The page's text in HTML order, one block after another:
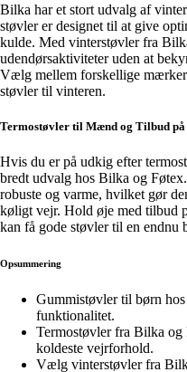
Bilka har et stort udvalg af
støvler er designet til at give
kulde. Med vinterstøvler fra
udendørsaktiviteter uden at
Vælg mellem forskellige
støvler til vinteren.
Termostøvler til Mænd og Tilbud
Hvis du er på udkig efter
bredt udvalg hos Bilka og
robuste og varme, hvilket gør
køligt vejr. Hold øje med tilbud
kan få gode støvler til en endnu
Opsummering
Gummistøvler til børn
funktionalitet.
Termostøvler fra Bilka og
koldeste vejrforhold.
Vælg vinterstøvler fra